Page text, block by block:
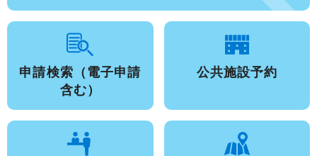
申請検索（電子申請
含む）
公共施設予約